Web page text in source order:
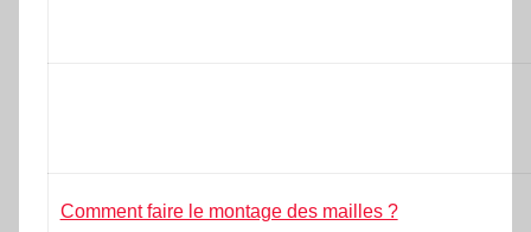
Comment faire le montage des mailles ?